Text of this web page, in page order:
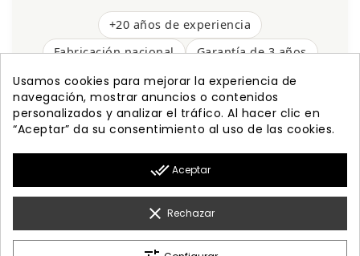
+20 años de experiencia
Fabricación nacional
Garantía de 3 años
Envío gratis
PRODUCTOS 

INFORMACIÓN 
Usamos cookies para mejorar la experiencia de
navegación, mostrar anuncios o contenidos
personalizados y analizar el tráfico. Al hacer clic en
“Aceptar” da su consentimiento al uso de las cookies.
done_all Aceptar
clear Rechazar